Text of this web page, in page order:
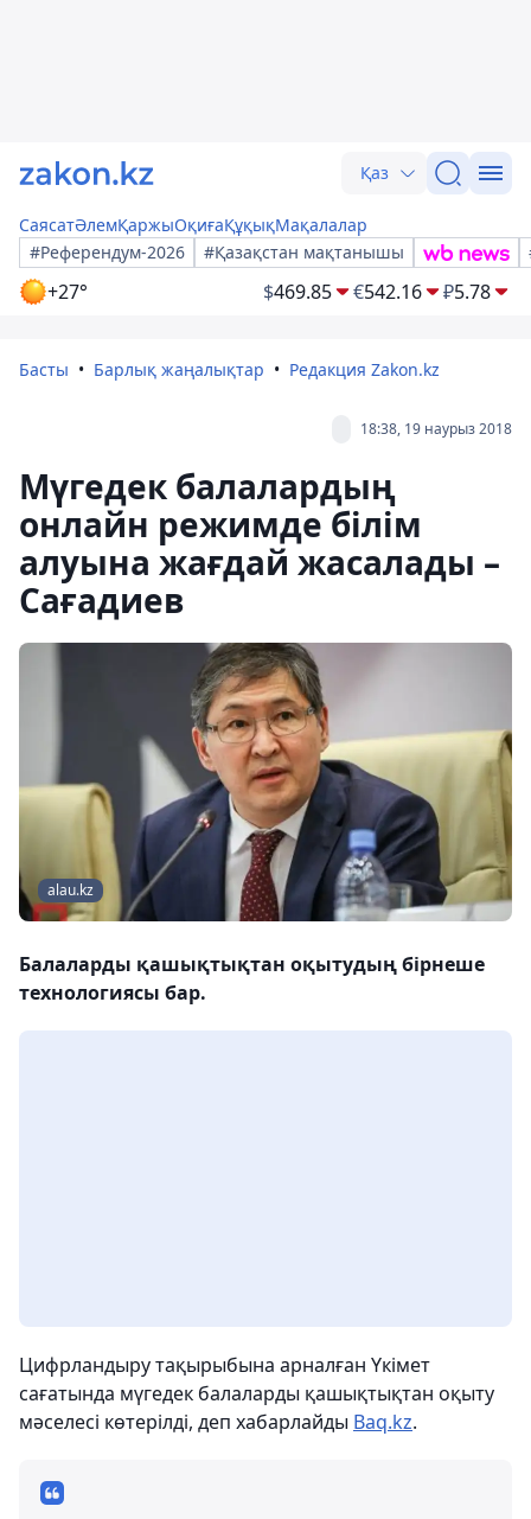
Қаз
СаясатӘлемҚаржыОқиғаҚұқықМақалалар
#Референдум-2026
#Қазақстан мақтанышы
+27° $469.85 €542.16 ₽5.78
Басты Барлық жаңалықтар Редакция Zakon.kz
18:38, 19 наурыз 2018
Мүгедек балалардың
онлайн режимде бiлiм
алуына жағдай жасалады –
Сағадиев
alau.kz
Балаларды қашықтықтан оқытудың бiрнеше
технологиясы бар.
Цифрландыру тақырыбына арналған Үкiмет
сағатында мүгедек балаларды қашықтықтан оқыту
мәселесi көтерiлдi, деп хабарлайды Baq.kz.